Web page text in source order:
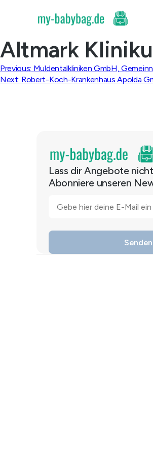
Altmark
Previous: Muldentalkliniken GmbH,
Next: Robert-Koch-Krankenhaus Apolda
Lass dir Angebote
Abonniere unseren